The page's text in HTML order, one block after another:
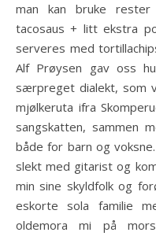
man kan bruke
tacosaus + litt ekstra
serveres med
Alf Prøysen gav oss
særpreget dialekt, som
mjølkeruta ifra
sangskatten, sammen
både for barn og
slekt med gitarist og
min sine skyldfolk og
eskorte sola familie
oldemora mi på